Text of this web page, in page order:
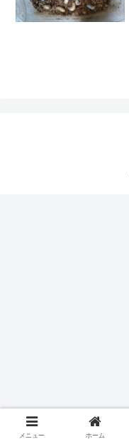
メニュー ホーム